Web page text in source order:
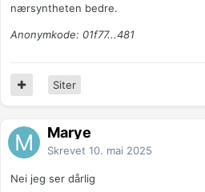
nærsyntheten bedre.
Anonymkode: 01f77...481
Siter
Marye
Skrevet 10. mai 2025
Nei jeg ser dårlig